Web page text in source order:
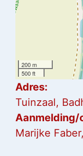
200 m
500 ft
Adres:
Tuinzaal,
Marijke Faber,